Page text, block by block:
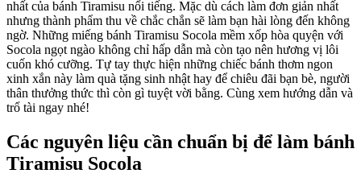
nhất của bánh Tiramisu nổi tiếng. Mặc dù cách làm đơn giản nhất
nhưng thành phẩm thu về chắc chắn sẽ làm bạn hài lòng đến không
ngờ. Những miếng bánh Tiramisu Socola mềm xốp hòa quyện với
Socola ngọt ngào không chỉ hấp dẫn mà còn tạo nên hương vị lôi
cuốn khó cưỡng. Tự tay thực hiện những chiếc bánh thơm ngon
xinh xắn này làm quà tặng sinh nhật hay để chiêu đãi bạn bè, người
thân thưởng thức thì còn gì tuyệt vời bằng. Cùng xem hướng dẫn và
trổ tài ngay nhé!
Các nguyên liệu cần chuẩn bị để làm bánh
Tiramisu Socola